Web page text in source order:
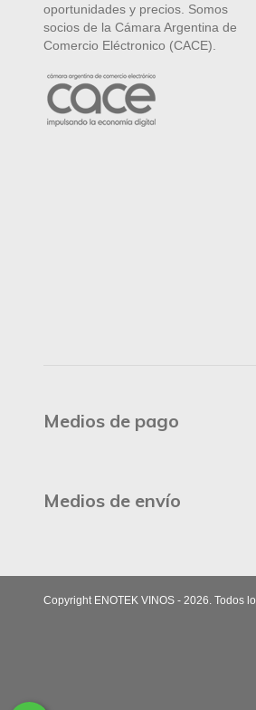
oportunidades y precios. Somos
socios de la Cámara Argentina de
Comercio Eléctronico (CACE).
Medios de pago
Medios de envío
Copyright ENOTEK VINOS - 2026. Todos